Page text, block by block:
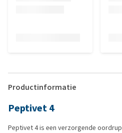
Productinformatie
Peptivet 4
Peptivet 4 is een verzorgende